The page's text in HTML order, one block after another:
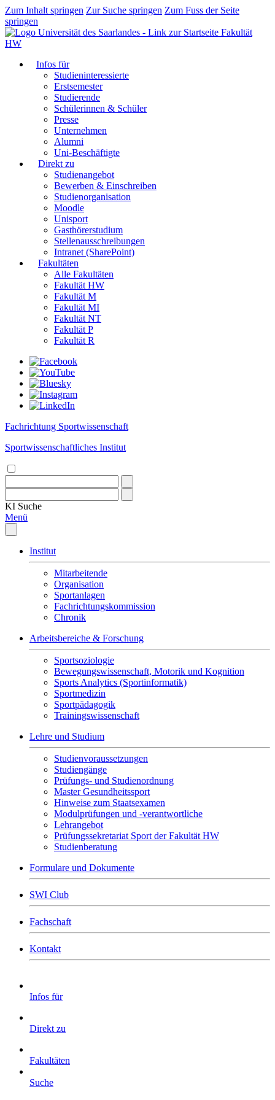
Zum Inhalt springen Zur Suche springen Zum Fuss der Seite
springen
Fakultät
HW
Infos für
Studieninteressierte
Erstsemester
Studierende
Schülerinnen & Schüler
Presse
Unternehmen
Alumni
Uni-Beschäftigte
Direkt zu
Studienangebot
Bewerben & Einschreiben
Studienorganisation
Moodle
Unisport
Gasthörerstudium
Stellenausschreibungen
Intranet (SharePoint)
Fakultäten
Alle Fakultäten
Fakultät HW
Fakultät M
Fakultät MI
Fakultät NT
Fakultät P
Fakultät R
Fachrichtung Sportwissenschaft
Sportwissenschaftliches Institut
KI Suche
Menü
Institut
Mitarbeitende
Organisation
Sportanlagen
Fachrichtungskommission
Chronik
Arbeitsbereiche & Forschung
Sportsoziologie
Bewegungswissenschaft, Motorik und Kognition
Sports Analytics (Sportinformatik)
Sportmedizin
Sportpädagogik
Trainingswissenschaft
Lehre und Studium
Studienvoraussetzungen
Studiengänge
Prüfungs- und Studienordnung
Master Gesundheitssport
Hinweise zum Staatsexamen
Modulprüfungen und -verantwortliche
Lehrangebot
Prüfungssekretariat Sport der Fakultät HW
Studienberatung
Formulare und Dokumente
SWI Club
Fachschaft
Kontakt
Infos für
Direkt zu
Fakultäten
Suche